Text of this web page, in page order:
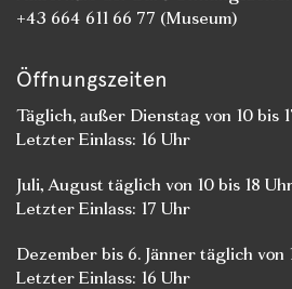
+43 664 611 66 77 (Museum)
Öffnungszeiten
Täglich, außer Dienstag von 10 bis
Letzter Einlass: 16 Uhr
Juli, August täglich von 10 bis 18
Letzter Einlass: 17 Uhr
Dezember bis 6. Jänner täglich von
Letzter Einlass: 16 Uhr